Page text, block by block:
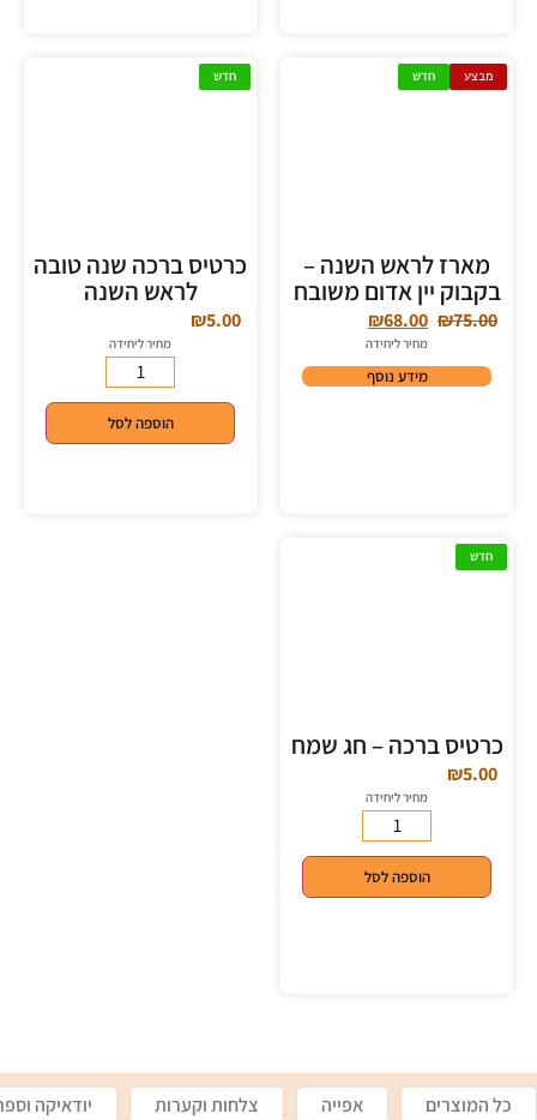
מבצע חדש
מארז לראש השנה –
בקבוק יין אדום משובח
₪75.00
₪68.00
מחיר ליחידה
מידע נוסף
חדש
כרטיס ברכה שנה טובה
לראש השנה
₪5.00
מחיר ליחידה
הוספה לסל
חדש
כרטיס ברכה – חג שמח
₪5.00
מחיר ליחידה
הוספה לסל
כל המוצרים אפייה צלחות וקערות יודאיקה